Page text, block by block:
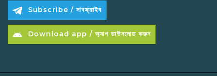
Subscribe / সাবস্ক্রাইব
Download app / অ্যাপ ডাউনলোড করুন